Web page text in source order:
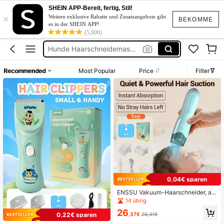
BEKOMME
×
SHEIN APP-Bereit, fertig, Stil!
Weitere exklusive Rabatte und Zusatzangebote gibt
es in der SHEIN APP!
(5,000)
Haare Schneiden
Baby Rasierer
Haare Maschine
Haare Schneiden
Baby Rasierer
Recommended Most Popular Price Filter
0,22€ sparen
0,04€ sparen
ENSSU Vakuum-Haarschneider, auf
ladbarer Vakuum-Haarschneider mi
t 2 Modi, wasserdichte Haarschneid
er-Trimmer, kabelloses Haarschnitt
14 übrig
26 ,37€ 26,41€